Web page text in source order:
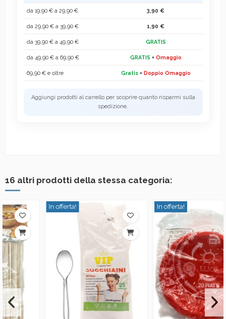
da 19,90 € a 29,90 € 3,90 €
da 29,90 € a 39,90 € 1,90 €
da 39,90 € a 49,90 € GRATIS
da 49,90 € a 69,90 € GRATIS + Omaggio
69,90 € e oltre Gratis+ Doppio Omaggio
Aggiungi prodotti al carrello per scoprire quanto risparmi sulla
spedizione.
16 altri prodotti della stessa categoria:
In offerta! In offerta!